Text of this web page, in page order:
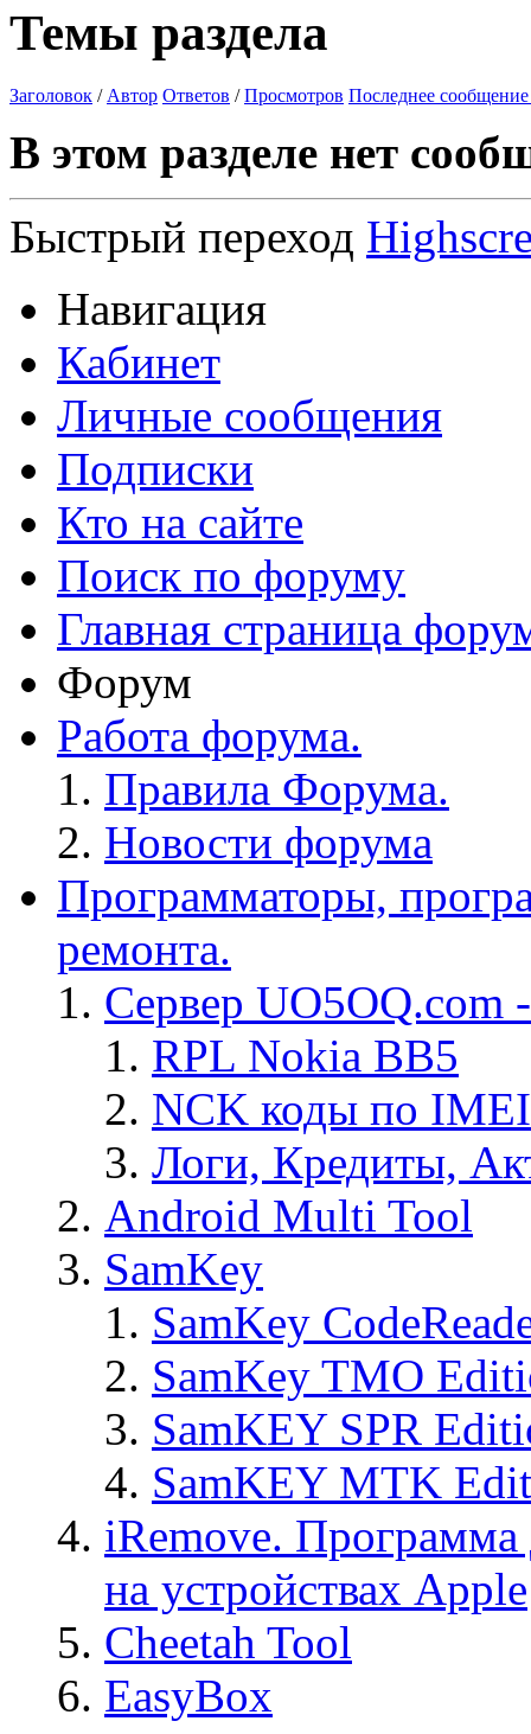
Темы раздела
Заголовок / Автор Ответов /Просмотров Последнее сообщение
В этом разделе нет
Быстрый переход
Навигация
Кабинет
Личные сообщения
Подписки
Кто на сайте
Поиск по форуму
Главная страница
Форум
Работа форума.
Правила Форума.
Новости форума
Программаторы,
ремонта.
Сервер
RPL Nokia BB5
NCK коды по IMEI
Логи, Кредиты,
Android Multi Tool
SamKey
SamKey
SamKey TMO
SamKEY SPR
SamKEY MTK
iRemove. Программа
на устройствах Apple
Cheetah Tool
EasyBox